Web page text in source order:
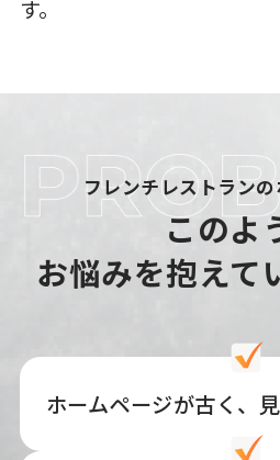
す。
フレンチレストラン
このよ
お悩みを抱えて
ホームページが古く、